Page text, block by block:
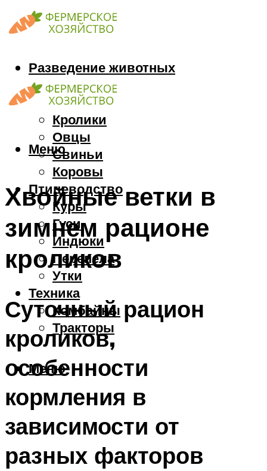
Разведение животных
Козы
Кони
Кролики
Овцы
Свиньи
Коровы
Птицеводство
Куры
Гуси
Индюки
Перепела
Утки
Техника
Комбайны
Тракторы
Меню
Меню
Хвойные ветки в
зимнем рационе
кроликов
Суточный рацион
кроликов,
особенности
кормления в
зависимости от
разных факторов